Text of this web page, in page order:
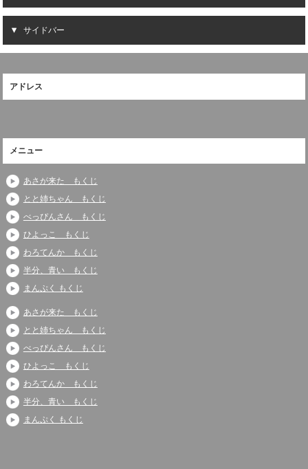
サイドバー
アドレス
メニュー
あさが来た もくじ
とと姉ちゃん もくじ
べっぴんさん もくじ
ひよっこ もくじ
わろてんか もくじ
半分、青い もくじ
まんぷく もくじ
あさが来た もくじ
とと姉ちゃん もくじ
べっぴんさん もくじ
ひよっこ もくじ
わろてんか もくじ
半分、青い もくじ
まんぷく もくじ